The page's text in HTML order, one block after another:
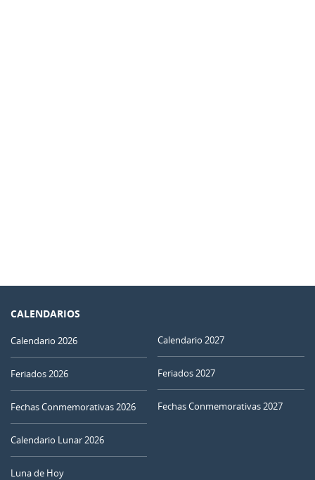
CALENDARIOS
Calendario 2026
Feriados 2026
Fechas Conmemorativas 2026
Calendario Lunar 2026
Luna de Hoy
Calendario 2027
Feriados 2027
Fechas Conmemorativas 2027